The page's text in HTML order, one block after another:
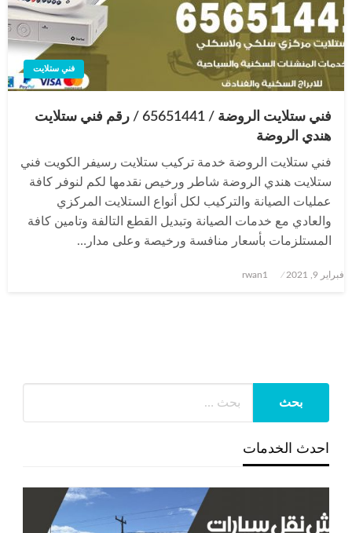
فني ستلايت
فني ستلايت الروضة / 65651441 / رقم فني ستلايت
هندي الروضة
فني ستلايت الروضة خدمة تركيب ستلايت رسيفر الكويت فني
ستلايت هندي الروضة شاطر ورخيص نقدمها لكم لنوفر كافة
عمليات الصيانة والتركيب لكل أنواع الستلايت المركزي
والعادي مع خدمات الصيانة وتبديل القطع التالفة وتامين كافة
المستلزمات بأسعار منافسة ورخيصة وعلى مدار…
نُشر
فبراير 9, 2021 rwan1
احدث الخدمات